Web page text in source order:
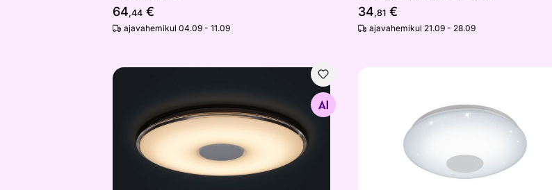
64,44 €
ajavahemikul 04.09 - 11.09
34,81 €
ajavahemikul 21.09 - 28.09
LED plafoonvalgusti puldiga Tokyo
Otsi sarnaseid